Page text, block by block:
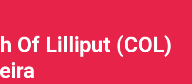
Of Lilliput (COL)